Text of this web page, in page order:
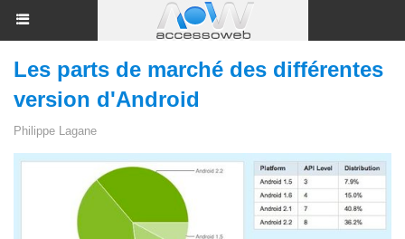
Les parts de marché des différentes
version d'Android
Philippe Lagane